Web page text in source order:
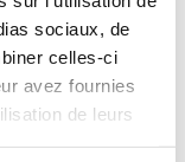
sociaux, de
celles-ci
avez fournies
de leurs